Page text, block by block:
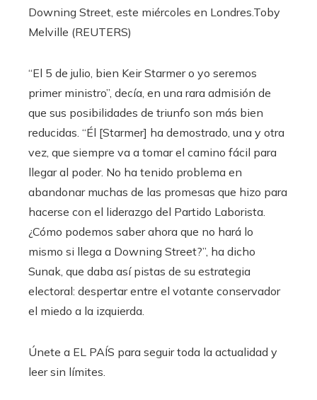
Downing Street, este miércoles en Londres. Toby
Melville (REUTERS)
“El 5 de julio, bien Keir Starmer o yo seremos
primer ministro”, decía, en una rara admisión de
que sus posibilidades de triunfo son más bien
reducidas. “Él [Starmer] ha demostrado, una y otra
vez, que siempre va a tomar el camino fácil para
llegar al poder. No ha tenido problema en
abandonar muchas de las promesas que hizo para
hacerse con el liderazgo del Partido Laborista.
¿Cómo podemos saber ahora que no hará lo
mismo si llega a Downing Street?”, ha dicho
Sunak, que daba así pistas de su estrategia
electoral: despertar entre el votante conservador
el miedo a la izquierda.
Únete a EL PAÍS para seguir toda la actualidad y
leer sin límites.